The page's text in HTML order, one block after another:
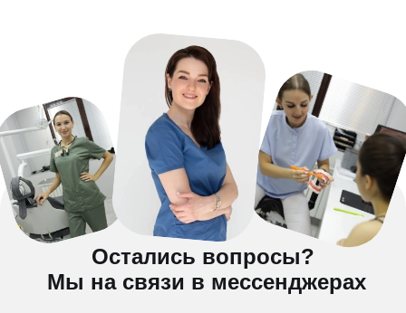
Остались вопросы?
Мы на связи в мессенджерах